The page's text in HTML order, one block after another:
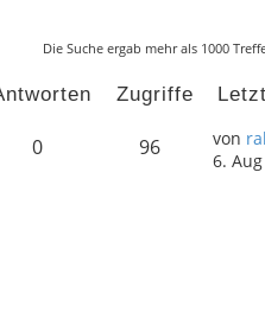
Die Suche ergab mehr als 1000
Zugriffe
0 96 von
6.